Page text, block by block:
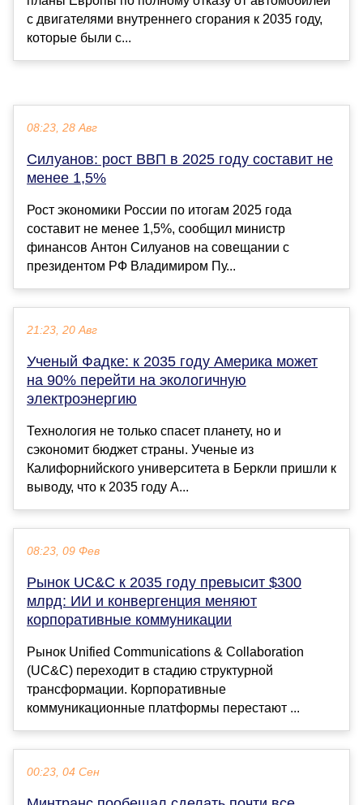
с двигателями внутреннего сгорания к 2035 году,
которые были с...
08:23, 28 Авг
Силуанов: рост ВВП в 2025 году составит не
менее 1,5%
Рост экономики России по итогам 2025 года
составит не менее 1,5%, сообщил министр
финансов Антон Силуанов на совещании с
президентом РФ Владимиром Пу...
21:23, 20 Авг
Ученый Фадке: к 2035 году Америка может
на 90% перейти на экологичную
электроэнергию
Технология не только спасет планету, но и
сэкономит бюджет страны. Ученые из
Калифорнийского университета в Беркли пришли к
выводу, что к 2035 году А...
08:23, 09 Фев
Рынок UC&C к 2035 году превысит $300
млрд: ИИ и конвергенция меняют
корпоративные коммуникации
Рынок Unified Communications & Collaboration
(UC&C) переходит в стадию структурной
трансформации. Корпоративные
коммуникационные платформы перестают ...
00:23, 04 Сен